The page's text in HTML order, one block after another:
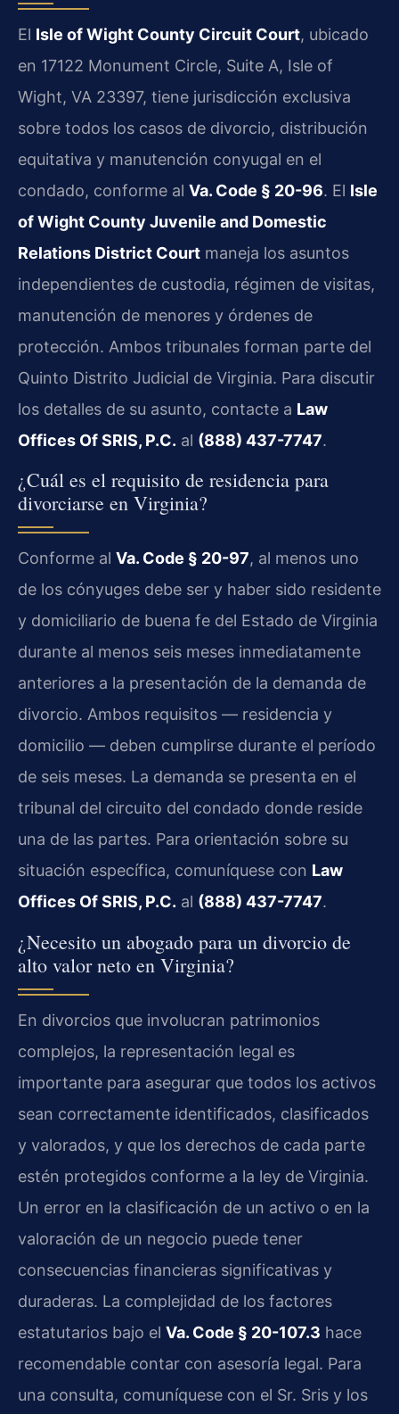
El Isle of Wight County Circuit Court, ubicado
en 17122 Monument Circle, Suite A, Isle of
Wight, VA 23397, tiene jurisdicción exclusiva
sobre todos los casos de divorcio, distribución
equitativa y manutención conyugal en el
condado, conforme al Va. Code § 20-96. El Isle
of Wight County Juvenile and Domestic
Relations District Court maneja los asuntos
independientes de custodia, régimen de visitas,
manutención de menores y órdenes de
protección. Ambos tribunales forman parte del
Quinto Distrito Judicial de Virginia. Para discutir
los detalles de su asunto, contacte a Law
Offices Of SRIS, P.C. al (888) 437-7747.
¿Cuál es el requisito de residencia para
divorciarse en Virginia?
Conforme al Va. Code § 20-97, al menos uno
de los cónyuges debe ser y haber sido residente
y domiciliario de buena fe del Estado de Virginia
durante al menos seis meses inmediatamente
anteriores a la presentación de la demanda de
divorcio. Ambos requisitos — residencia y
domicilio — deben cumplirse durante el período
de seis meses. La demanda se presenta en el
tribunal del circuito del condado donde reside
una de las partes. Para orientación sobre su
situación específica, comuníquese con Law
Offices Of SRIS, P.C. al (888) 437-7747.
¿Necesito un abogado para un divorcio de
alto valor neto en Virginia?
En divorcios que involucran patrimonios
complejos, la representación legal es
importante para asegurar que todos los activos
sean correctamente identificados, clasificados
y valorados, y que los derechos de cada parte
estén protegidos conforme a la ley de Virginia.
Un error en la clasificación de un activo o en la
valoración de un negocio puede tener
consecuencias financieras significativas y
duraderas. La complejidad de los factores
estatutarios bajo el Va. Code § 20-107.3 hace
recomendable contar con asesoría legal. Para
una consulta, comuníquese con el Sr. Sris y los